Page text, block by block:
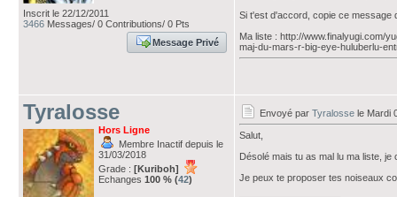
Inscrit le 22/12/2011
3466 Messages/ 0 Contributions/ 0 Pts
Message Privé
Si t'est d'accord, copie ce message
Ma liste : http://www.finalyugi.com/
maj-du-mars-r-big-eye-huluberlu-
Tyralosse
Hors Ligne
Membre Inactif depuis le
31/03/2018
Grade : [Kuriboh]
Echanges 100 % (42)
Envoyé par Tyralosse le Mardi
Salut,
Désolé mais tu as mal lu ma liste,
Je peux te proposer tes noiseaux